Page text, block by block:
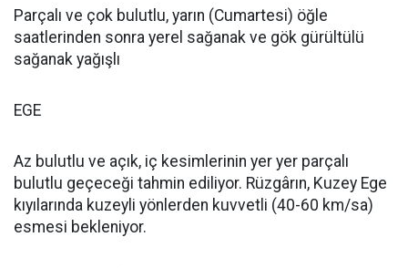
Parçalı ve çok bulutlu, yarın (Cumartesi) öğle
saatlerinden sonra yerel sağanak ve gök gürültülü
sağanak yağışlı
EGE
Az bulutlu ve açık, iç kesimlerinin yer yer parçalı
bulutlu geçeceği tahmin ediliyor. Rüzgârın, Kuzey Ege
kıyılarında kuzeyli yönlerden kuvvetli (40-60 km/sa)
esmesi bekleniyor.